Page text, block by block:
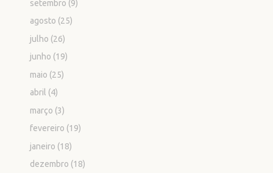
setembro (9)
agosto (25)
julho (26)
junho (19)
maio (25)
abril (4)
março (3)
fevereiro (19)
janeiro (18)
dezembro (18)